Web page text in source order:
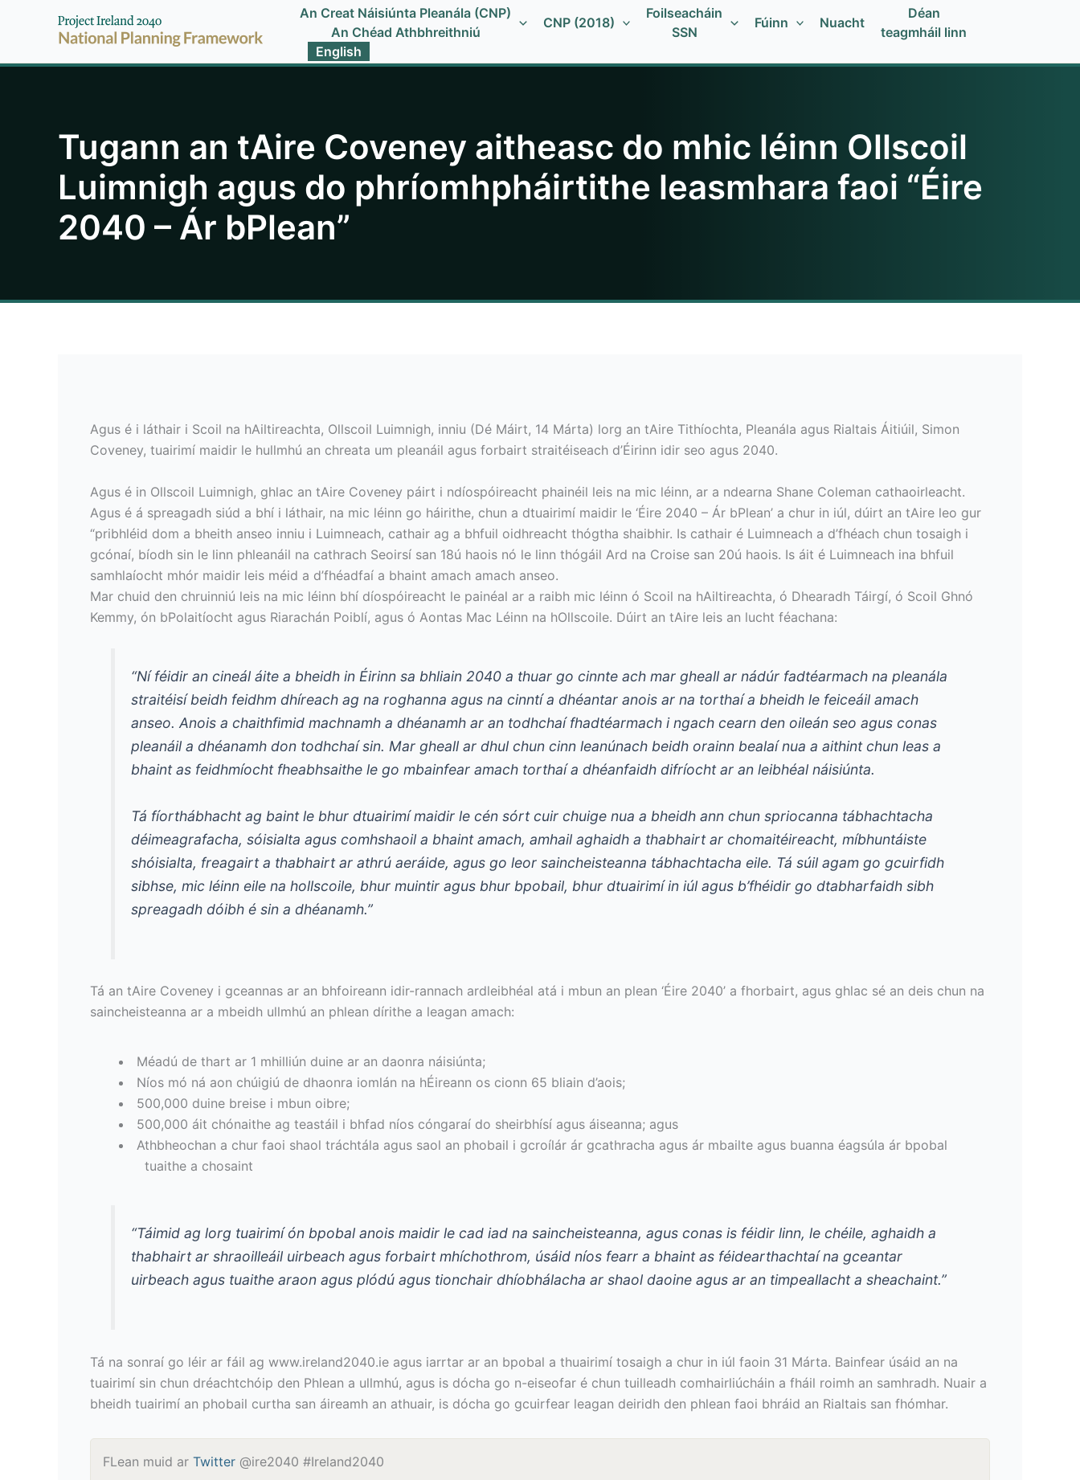
An Creat Náisiúnta Pleanála (CNP)
An Chéad Athbhreithniú
CNP (2018)
Foilseacháin
SSN
Fúinn Nuacht
Déan
teagmháil linn
English
Tugann an tAire Coveney aitheasc do mhic léinn Ollscoil
Luimnigh agus do phríomhpháirtithe leasmhara faoi “Éire
2040 – Ár bPlean”
Agus é i láthair i Scoil na hAiltireachta, Ollscoil Luimnigh, inniu (Dé Máirt, 14 Márta) lorg an tAire Tithíochta, Pleanála agus Rialtais Áitiúil, Simon
Coveney, tuairimí maidir le hullmhú an chreata um pleanáil agus forbairt straitéiseach d’Éirinn idir seo agus 2040.
Agus é in Ollscoil Luimnigh, ghlac an tAire Coveney páirt i ndíospóireacht phainéil leis na mic léinn, ar a ndearna Shane Coleman cathaoirleacht.
Agus é á spreagadh siúd a bhí i láthair, na mic léinn go háirithe, chun a dtuairimí maidir le ‘Éire 2040 – Ár bPlean’ a chur in iúl, dúirt an tAire leo gur
“pribhléid dom a bheith anseo inniu i Luimneach, cathair ag a bhfuil oidhreacht thógtha shaibhir. Is cathair é Luimneach a d’fhéach chun tosaigh i
gcónaí, bíodh sin le linn phleanáil na cathrach Seoirsí san 18ú haois nó le linn thógáil Ard na Croise san 20ú haois. Is áit é Luimneach ina bhfuil
samhlaíocht mhór maidir leis méid a d’fhéadfaí a bhaint amach amach anseo.
Mar chuid den chruinniú leis na mic léinn bhí díospóireacht le painéal ar a raibh mic léinn ó Scoil na hAiltireachta, ó Dhearadh Táirgí, ó Scoil Ghnó
Kemmy, ón bPolaitíocht agus Riarachán Poiblí, agus ó Aontas Mac Léinn na hOllscoile. Dúirt an tAire leis an lucht féachana:
“Ní féidir an cineál áite a bheidh in Éirinn sa bhliain 2040 a thuar go cinnte ach mar gheall ar nádúr fadtéarmach na pleanála
straitéisí beidh feidhm dhíreach ag na roghanna agus na cinntí a dhéantar anois ar na torthaí a bheidh le feiceáil amach
anseo. Anois a chaithfimid machnamh a dhéanamh ar an todhchaí fhadtéarmach i ngach cearn den oileán seo agus conas
pleanáil a dhéanamh don todhchaí sin. Mar gheall ar dhul chun cinn leanúnach beidh orainn bealaí nua a aithint chun leas a
bhaint as feidhmíocht fheabhsaithe le go mbainfear amach torthaí a dhéanfaidh difríocht ar an leibhéal náisiúnta.
Tá fíorthábhacht ag baint le bhur dtuairimí maidir le cén sórt cuir chuige nua a bheidh ann chun spriocanna tábhachtacha
déimeagrafacha, sóisialta agus comhshaoil a bhaint amach, amhail aghaidh a thabhairt ar chomaitéireacht, míbhuntáiste
shóisialta, freagairt a thabhairt ar athrú aeráide, agus go leor saincheisteanna tábhachtacha eile. Tá súil agam go gcuirfidh
sibhse, mic léinn eile na hollscoile, bhur muintir agus bhur bpobail, bhur dtuairimí in iúl agus b’fhéidir go dtabharfaidh sibh
spreagadh dóibh é sin a dhéanamh.”
Tá an tAire Coveney i gceannas ar an bhfoireann idir-rannach ardleibhéal atá i mbun an plean ‘Éire 2040’ a fhorbairt, agus ghlac sé an deis chun na
saincheisteanna ar a mbeidh ullmhú an phlean dírithe a leagan amach:
Méadú de thart ar 1 mhilliún duine ar an daonra náisiúnta;
Níos mó ná aon chúigiú de dhaonra iomlán na hÉireann os cionn 65 bliain d’aois;
500,000 duine breise i mbun oibre;
500,000 áit chónaithe ag teastáil i bhfad níos cóngaraí do sheirbhísí agus áiseanna; agus
Athbheochan a chur faoi shaol tráchtála agus saol an phobail i gcroílár ár gcathracha agus ár mbailte agus buanna éagsúla ár bpobal
tuaithe a chosaint
“Táimid ag lorg tuairimí ón bpobal anois maidir le cad iad na saincheisteanna, agus conas is féidir linn, le chéile, aghaidh a
thabhairt ar shraoilleáil uirbeach agus forbairt mhíchothrom, úsáid níos fearr a bhaint as féidearthachtaí na gceantar
uirbeach agus tuaithe araon agus plódú agus tionchair dhíobhálacha ar shaol daoine agus ar an timpeallacht a sheachaint.”
Tá na sonraí go léir ar fáil ag www.ireland2040.ie agus iarrtar ar an bpobal a thuairimí tosaigh a chur in iúl faoin 31 Márta. Bainfear úsáid an na
tuairimí sin chun dréachtchóip den Phlean a ullmhú, agus is dócha go n-eiseofar é chun tuilleadh comhairliúcháin a fháil roimh an samhradh. Nuair a
bheidh tuairimí an phobail curtha san áireamh an athuair, is dócha go gcuirfear leagan deiridh den phlean faoi bhráid an Rialtais san fhómhar.
FLean muid ar Twitter @ire2040 #Ireland2040